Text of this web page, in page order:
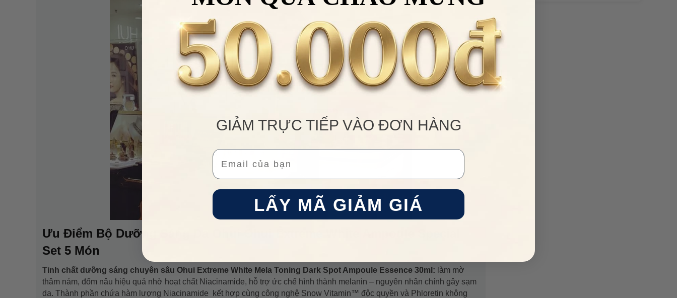
Ưu Điểm Bộ Dưỡng Sáng Da Ohui Ohui Extreme White Ampoule Special
Set 5 Món
Tinh chất dưỡng sáng chuyên sâu Ohui Extreme White Mela Toning Dark Spot Ampoule Essence 30ml: làm mờ
thâm nám, đốm nâu hiệu quả nhờ hoạt chất Niacinamide, hỗ trợ ức chế hình thành melanin – nguyên nhân chính gây sạm
da. Thành phần chứa hàm lượng Niacinamide kết hợp cùng công nghệ Snow Vitamin™ độc quyền và Phloretin không
GIẢM TRỰC TIẾP VÀO ĐƠN HÀNG
Email
LẤY MÃ GIẢM GIÁ